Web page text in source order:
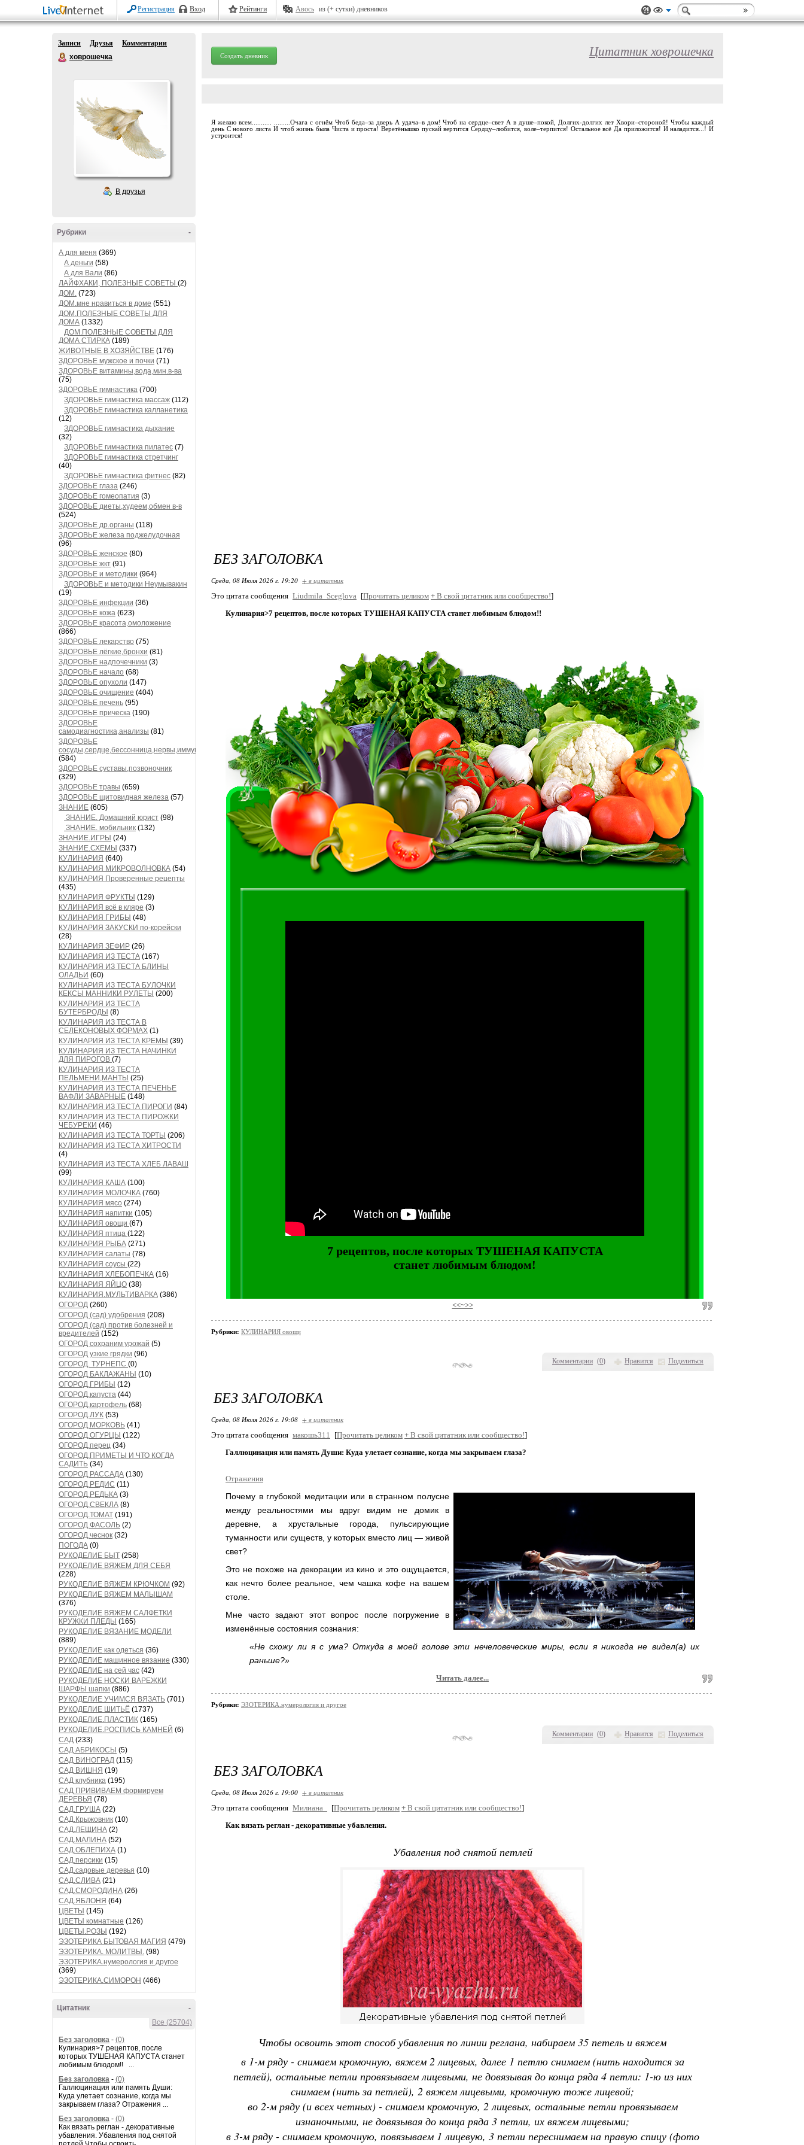
Регистрация Вход Рейтинги Авось из (+ сутки) дневников
Записи Друзья
Комментарии
ховрошечка
В друзья
-
Рубрики
А для меня (369)
А деньги (58)
А для Вали (86)
ЛАЙФХАКИ, ПОЛЕЗНЫЕ СОВЕТЫ (2)
ДОМ. (723)
ДОМ.мне нравиться в доме (551)
ДОМ.ПОЛЕЗНЫЕ СОВЕТЫ ДЛЯ
ДОМА (1332)
ДОМ.ПОЛЕЗНЫЕ СОВЕТЫ ДЛЯ
ДОМА СТИРКА (189)
ЖИВОТНЫЕ В ХОЗЯЙСТВЕ (176)
ЗДОРОВЬЕ мужское и почки (71)
ЗДОРОВЬЕ витамины,вода,мин.в-ва
(75)
ЗДОРОВЬЕ гимнастика (700)
ЗДОРОВЬЕ гимнастика массаж (112)
ЗДОРОВЬЕ гимнастика калланетика
(12)
ЗДОРОВЬЕ гимнастика дыхание
(32)
ЗДОРОВЬЕ гимнастика пилатес (7)
ЗДОРОВЬЕ гимнастика стретчинг
(40)
ЗДОРОВЬЕ гимнастика фитнес (82)
ЗДОРОВЬЕ глаза (246)
ЗДОРОВЬЕ гомеопатия (3)
ЗДОРОВЬЕ диеты,худеем,обмен в-в
(524)
ЗДОРОВЬЕ др.органы (118)
ЗДОРОВЬЕ железа поджелудочная
(96)
ЗДОРОВЬЕ женское (80)
ЗДОРОВЬЕ жкт (91)
ЗДОРОВЬЕ и методики (964)
ЗДОРОВЬЕ и методики Неумывакин
(19)
ЗДОРОВЬЕ инфекции (36)
ЗДОРОВЬЕ кожа (623)
ЗДОРОВЬЕ красота,омоложение
(866)
ЗДОРОВЬЕ лекарство (75)
ЗДОРОВЬЕ лёгкие,бронхи (81)
ЗДОРОВЬЕ надпочечники (3)
ЗДОРОВЬЕ начало (68)
ЗДОРОВЬЕ опухоли (147)
ЗДОРОВЬЕ очищение (404)
ЗДОРОВЬЕ печень (95)
ЗДОРОВЬЕ прическа (190)
ЗДОРОВЬЕ
самодиагностика,анализы (81)
ЗДОРОВЬЕ
сосуды,сердце,бессонница,нервы,иммунитет
(584)
ЗДОРОВЬЕ суставы,позвоночник
(329)
ЗДОРОВЬЕ травы (659)
ЗДОРОВЬЕ щитовидная железа (57)
ЗНАНИЕ (605)
ЗНАНИЕ. Домашний юрист (98)
ЗНАНИЕ. мобильник (132)
ЗНАНИЕ.ИГРЫ (24)
ЗНАНИЕ.СХЕМЫ (337)
КУЛИНАРИЯ (640)
КУЛИНАРИЯ МИКРОВОЛНОВКА (54)
КУЛИНАРИЯ Проверенные рецепты
(435)
КУЛИНАРИЯ ФРУКТЫ (129)
КУЛИНАРИЯ всё в кляре (3)
КУЛИНАРИЯ ГРИБЫ (48)
КУЛИНАРИЯ ЗАКУСКИ по-корейски
(28)
КУЛИНАРИЯ ЗЕФИР (26)
КУЛИНАРИЯ ИЗ ТЕСТА (167)
КУЛИНАРИЯ ИЗ ТЕСТА БЛИНЫ
ОЛАДЬИ (60)
КУЛИНАРИЯ ИЗ ТЕСТА БУЛОЧКИ
КЕКСЫ МАННИКИ РУЛЕТЫ (200)
КУЛИНАРИЯ ИЗ ТЕСТА
БУТЕРБРОДЫ (8)
КУЛИНАРИЯ ИЗ ТЕСТА В
СЕЛЕКОНОВЫХ ФОРМАХ (1)
КУЛИНАРИЯ ИЗ ТЕСТА КРЕМЫ (39)
КУЛИНАРИЯ ИЗ ТЕСТА НАЧИНКИ
ДЛЯ ПИРОГОВ (7)
КУЛИНАРИЯ ИЗ ТЕСТА
ПЕЛЬМЕНИ,МАНТЫ (25)
КУЛИНАРИЯ ИЗ ТЕСТА ПЕЧЕНЬЕ
ВАФЛИ ЗАВАРНЫЕ (148)
КУЛИНАРИЯ ИЗ ТЕСТА ПИРОГИ (84)
КУЛИНАРИЯ ИЗ ТЕСТА ПИРОЖКИ
ЧЕБУРЕКИ (46)
КУЛИНАРИЯ ИЗ ТЕСТА ТОРТЫ (206)
КУЛИНАРИЯ ИЗ ТЕСТА ХИТРОСТИ
(4)
КУЛИНАРИЯ ИЗ ТЕСТА ХЛЕБ ЛАВАШ
(99)
КУЛИНАРИЯ КАША (100)
КУЛИНАРИЯ МОЛОЧКА (760)
КУЛИНАРИЯ мясо (274)
КУЛИНАРИЯ напитки (105)
КУЛИНАРИЯ овощи (67)
КУЛИНАРИЯ птица (122)
КУЛИНАРИЯ РЫБА (271)
КУЛИНАРИЯ салаты (78)
КУЛИНАРИЯ соусы (22)
КУЛИНАРИЯ ХЛЕБОПЕЧКА (16)
КУЛИНАРИЯ ЯЙЦО (38)
КУЛИНАРИЯ.МУЛЬТИВАРКА (386)
ОГОРОД (260)
ОГОРОД (сад) удобрения (208)
ОГОРОД (сад) против болезней и
вредителей (152)
ОГОРОД сохраним урожай (5)
ОГОРОД узкие грядки (96)
ОГОРОД. ТУРНЕПС (0)
ОГОРОД.БАКЛАЖАНЫ (10)
ОГОРОД.ГРИБЫ (12)
ОГОРОД.капуста (44)
ОГОРОД.картофель (68)
ОГОРОД.ЛУК (53)
ОГОРОД.МОРКОВЬ (41)
ОГОРОД.ОГУРЦЫ (122)
ОГОРОД.перец (34)
ОГОРОД.ПРИМЕТЫ И ЧТО КОГДА
САДИТЬ (34)
ОГОРОД.РАССАДА (130)
ОГОРОД.РЕДИС (11)
ОГОРОД.РЕДЬКА (3)
ОГОРОД.СВЕКЛА (8)
ОГОРОД.ТОМАТ (191)
ОГОРОД.ФАСОЛЬ (2)
ОГОРОД.чеснок (32)
ПОГОДА (0)
РУКОДЕЛИЕ БЫТ (258)
РУКОДЕЛИЕ ВЯЖЕМ ДЛЯ СЕБЯ
(228)
РУКОДЕЛИЕ ВЯЖЕМ КРЮЧКОМ (92)
РУКОДЕЛИЕ ВЯЖЕМ МАЛЫШАМ
(376)
РУКОДЕЛИЕ ВЯЖЕМ САЛФЕТКИ
КРУЖКИ ПЛЕДЫ (165)
РУКОДЕЛИЕ ВЯЗАНИЕ МОДЕЛИ
(889)
РУКОДЕЛИЕ как одеться (36)
РУКОДЕЛИЕ машинное вязание (330)
РУКОДЕЛИЕ на сей час (42)
РУКОДЕЛИЕ НОСКИ ВАРЕЖКИ
ШАРФЫ шапки (886)
РУКОДЕЛИЕ УЧИМСЯ ВЯЗАТЬ (701)
РУКОДЕЛИЕ ШИТЬЁ (1737)
РУКОДЕЛИЕ.ПЛАСТИК (165)
РУКОДЕЛИЕ.РОСПИСЬ КАМНЕЙ (6)
САД (233)
САД АБРИКОСЫ (5)
САД ВИНОГРАД (115)
САД ВИШНЯ (19)
САД клубника (195)
САД ПРИВИВАЕМ формируем
ДЕРЕВЬЯ (78)
САД.ГРУША (22)
САД.Крыжовник (10)
САД.ЛЕЩИНА (2)
САД.МАЛИНА (52)
САД.ОБЛЕПИХА (1)
САД.персики (15)
САД.садовые деревья (10)
САД.СЛИВА (21)
САД.СМОРОДИНА (26)
САД.ЯБЛОНЯ (64)
ЦВЕТЫ (145)
ЦВЕТЫ комнатные (126)
ЦВЕТЫ.РОЗЫ (192)
ЭЗОТЕРИКА БЫТОВАЯ МАГИЯ (479)
ЭЗОТЕРИКА. МОЛИТВЫ. (98)
ЭЗОТЕРИКА.нумерология и другое
(369)
ЭЗОТЕРИКА.СИМОРОН (466)
-
Цитатник
Все (25704)
Без заголовка - (0)
Кулинария>7 рецептов, после
которых ТУШЕНАЯ КАПУСТА станет
любимым блюдом!! ...
Без заголовка - (0)
Галлюцинация или память Души:
Куда улетает сознание, когда мы
закрываем глаза? Отражения ...
Без заголовка - (0)
Как вязать реглан - декоративные
убавления. Убавления под снятой
Создать дневник Цитатник ховрошечка
Я желаю всем........... .........Очага с огнём Чтоб беда–за дверь А удача–в дом! Чтоб на сердце–свет А в душе–покой, Долгих-долгих лет Хвори–стороной! Чтобы каждый
день С нового листа И чтоб жизнь была Чиста и проста! Веретёнышко пускай вертится Сердцу–любится, воле–терпится! Остальное всё Да приложится! И наладится...! И
устроится!
Комментарии (0) Нравится Поделиться
БЕЗ ЗАГОЛОВКА
Среда, 08 Июля 2026 г. 19:20 + в цитатник
Это цитата сообщения Liudmila_Sceglova [Прочитать целиком + В свой цитатник или сообщество!]
Кулинария>7 рецептов, после которых ТУШЕНАЯ КАПУСТА станет любимым блюдом!!
7 рецептов, после которых ТУШЕНАЯ КАПУСТА
станет любимым блюдом!
<<~>>
Рубрики: КУЛИНАРИЯ овощи
Комментарии (0) Нравится Поделиться
БЕЗ ЗАГОЛОВКА
Среда, 08 Июля 2026 г. 19:08 + в цитатник
Это цитата сообщения макошь311 [Прочитать целиком + В свой цитатник или сообщество!]
Галлюцинация или память Души: Куда улетает сознание, когда мы закрываем глаза?
Отражения
Почему в глубокой медитации или в странном полусне
между реальностями мы вдруг видим не домик в
деревне, а хрустальные города, пульсирующие
туманности или существ, у которых вместо лиц — живой
свет?
Это не похоже на декорации из кино и это ощущается,
как нечто более реальное, чем чашка кофе на вашем
столе.
Мне часто задают этот вопрос после погружение в
изменённые состояния сознания:
«Не схожу ли я с ума? Откуда в моей голове эти нечеловеческие миры, если я никогда не видел(а) их
раньше?»
Читать далее...
Рубрики: ЭЗОТЕРИКА.нумерология и другое
БЕЗ ЗАГОЛОВКА
Среда, 08 Июля 2026 г. 19:00 + в цитатник
Это цитата сообщения Милиана_ [Прочитать целиком + В свой цитатник или сообщество!]
Как вязать реглан - декоративные убавления.
Убавления под снятой петлей
Чтобы освоить этот способ убавления по линии реглана, набираем 35 петель и вяжем
в 1-м ряду - снимаем кромочную, вяжем 2 лицевых, далее 1 петлю снимаем (нить находится за
петлей), остальные петли провязываем лицевыми, не довязывая до конца ряда 4 петли: 1-ю из них
снимаем (нить за петлей), 2 вяжем лицевыми, кромочную тоже лицевой;
во 2-м ряду (и всех четных) - снимаем кромочную, 2 лицевых, остальные петли провязываем
изнаночными, не довязывая до конца ряда 3 петли, их вяжем лицевыми;
в 3-м ряду - снимаем кромочную, повязываем 1 лицевую, 3 петли переснимаем на правую спицу (фото